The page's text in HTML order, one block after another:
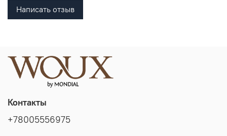
Написать отзыв
Контакты
+78005556975